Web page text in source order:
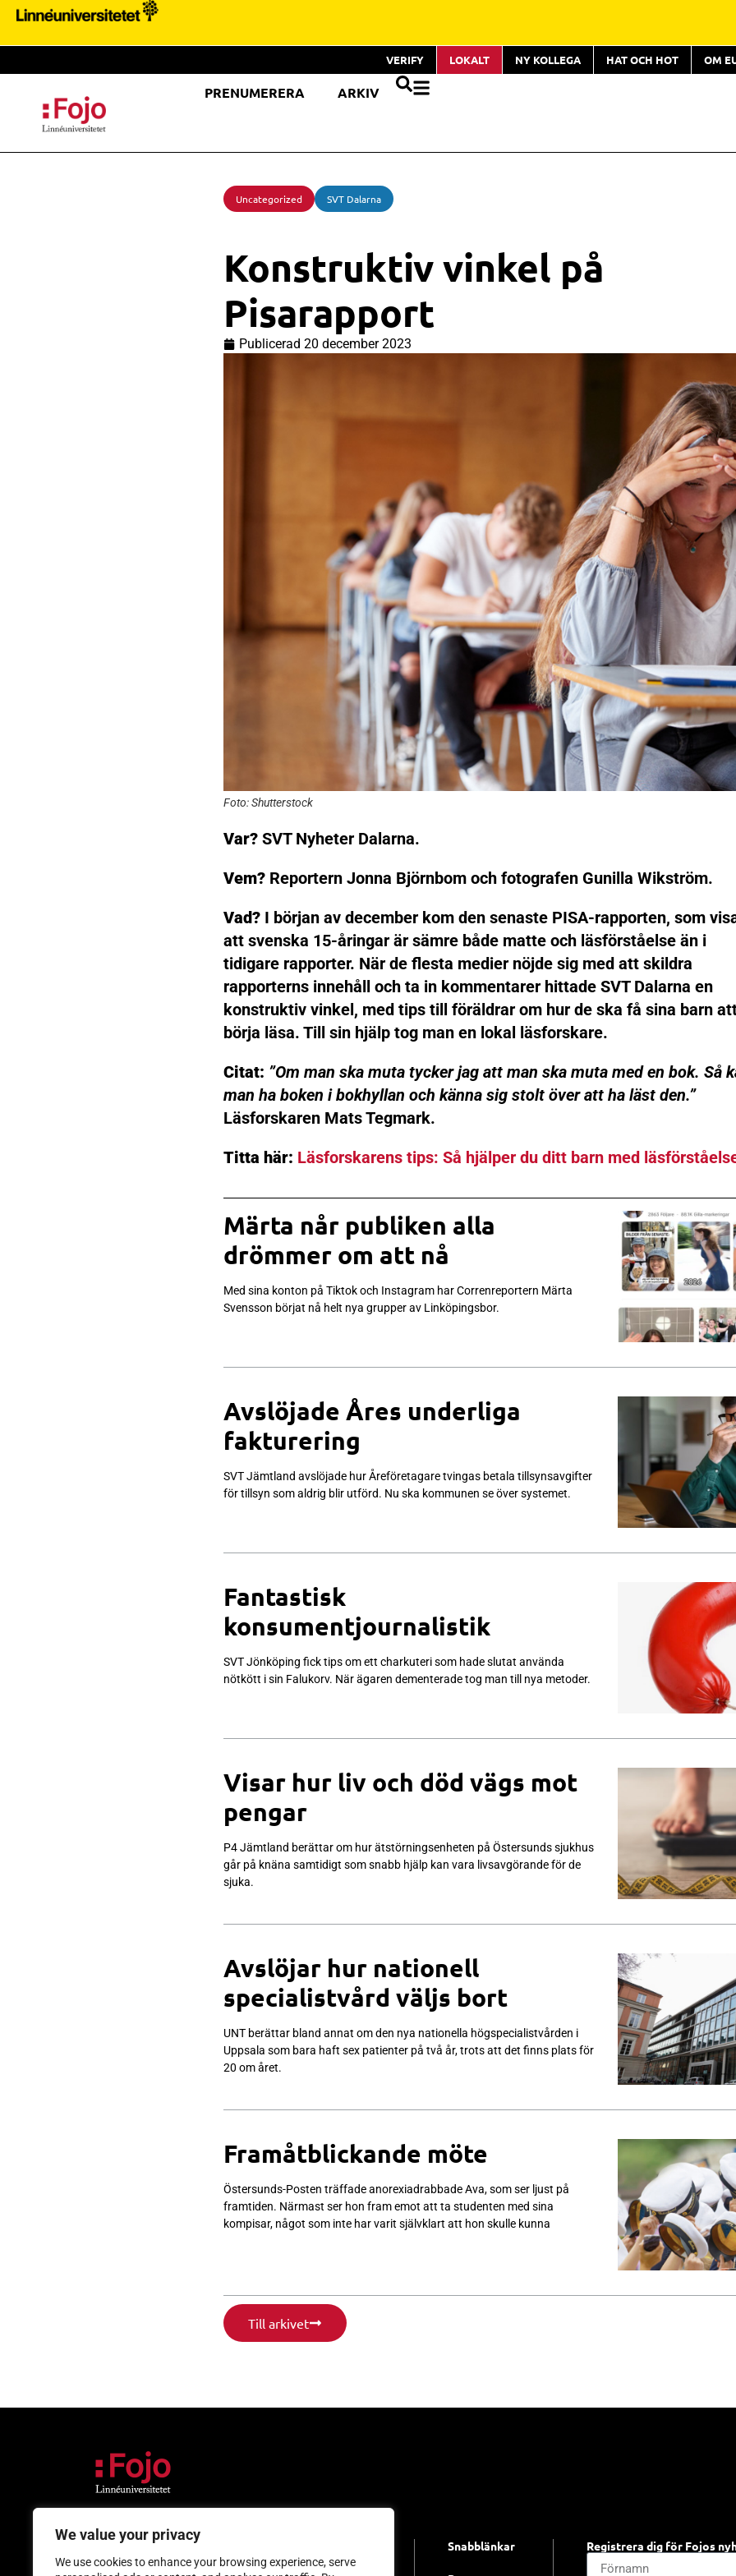
We value your privacy
We use cookies to enhance your browsing experience, serve
VERIFY LOKALT NY KOLLEGA HAT OCH HOT OM
PRENUMERERA ARKIV
Uncategorized SVT Dalarna
Konstruktiv vinkel på
Pisarapport
Publicerad 20 december 2023
Foto: Shutterstock
Var? SVT Nyheter Dalarna.
Vem? Reportern Jonna Björnbom och fotografen Gunilla Wikström.
Vad? I början av december kom den senaste PISA-rapporten, som
att svenska 15-åringar är sämre både matte och läsförståelse än i
tidigare rapporter. När de flesta medier nöjde sig med att skildra
rapporterns innehåll och ta in kommentarer hittade SVT Dalarna en
konstruktiv vinkel, med tips till föräldrar om hur de ska få sina barn
börja läsa. Till sin hjälp tog man en lokal läsforskare.
Citat: ”Om man ska muta tycker jag att man ska muta med en bok. Så
man ha boken i bokhyllan och känna sig stolt över att ha läst den.”
Läsforskaren Mats Tegmark.
Titta här: Läsforskarens tips: Så hjälper du ditt barn med
Märta når publiken alla
drömmer om att nå
Med sina konton på Tiktok och Instagram har Correnreportern Märta
Svensson börjat nå helt nya grupper av Linköpingsbor.
Avslöjade Åres underliga
fakturering
SVT Jämtland avslöjade hur Åreföretagare tvingas betala tillsynsavgifter
för tillsyn som aldrig blir utförd. Nu ska kommunen se över systemet.
Fantastisk
konsumentjournalistik
SVT Jönköping fick tips om ett charkuteri som hade slutat använda
nötkött i sin Falukorv. När ägaren dementerade tog man till nya metoder.
Visar hur liv och död vägs mot
pengar
P4 Jämtland berättar om hur ätstörningsenheten på Östersunds sjukhus
går på knäna samtidigt som snabb hjälp kan vara livsavgörande för de
sjuka.
Avslöjar hur nationell
specialistvård väljs bort
UNT berättar bland annat om den nya nationella högspecialistvården i
Uppsala som bara haft sex patienter på två år, trots att det finns plats för
20 om året.
Framåtblickande möte
Östersunds-Posten träffade anorexiadrabbade Ava, som ser ljust på
framtiden. Närmast ser hon fram emot att ta studenten med sina
kompisar, något som inte har varit självklart att hon skulle kunna
Till arkivet
Besök
Universitetskajen
Medieinstitutet Fojo
Snabblänkar Registrera dig för Fojos